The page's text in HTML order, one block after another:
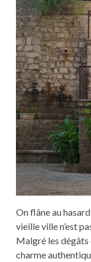
On flâne au
vieille ville n’est
Malgré les dégâts
charme